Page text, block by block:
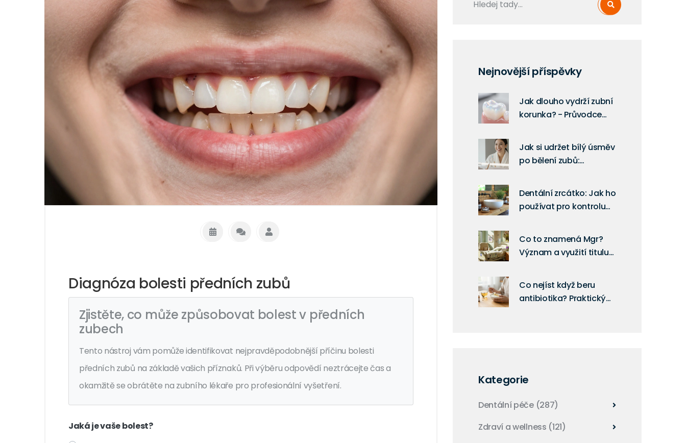
Diagnóza bolesti předních zubů
Zjistěte, co může způsobovat bolest v předních
zubech
Tento nástroj vám pomůže identifikovat nejpravděpodobnější příčinu bolesti
předních zubů na základě vašich příznaků. Při výběru odpovědí neztrácejte čas a
okamžitě se obrátěte na zubního lékaře pro profesionální vyšetření.
Jaká je vaše bolest?
Nejnovější příspěvky
Jak dlouho vydrží zubní
korunka? - Průvodce
Jak si udržet bílý úsměv
po bělení zubů:
skutečně fungují
Dentální zrcátko: Jak ho
používat pro kontrolu
Co to znamená Mgr?
Význam a využití titulu
Co nejíst když beru
antibiotika? Praktický
Kategorie
Dentální péče (287)
Zdraví a wellness (121)